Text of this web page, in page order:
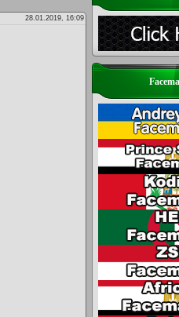
28.01.2019, 16:09